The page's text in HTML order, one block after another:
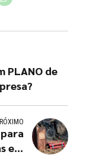
PLANO de
ela